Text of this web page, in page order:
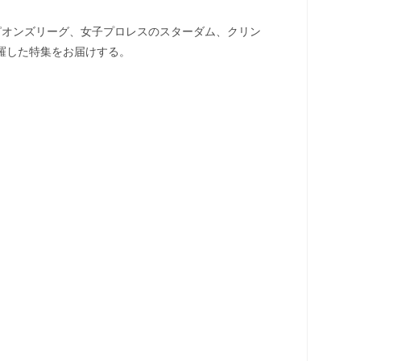
ンズリーグ、女子プロレスのスターダム、クリン
た特集をお届けする。